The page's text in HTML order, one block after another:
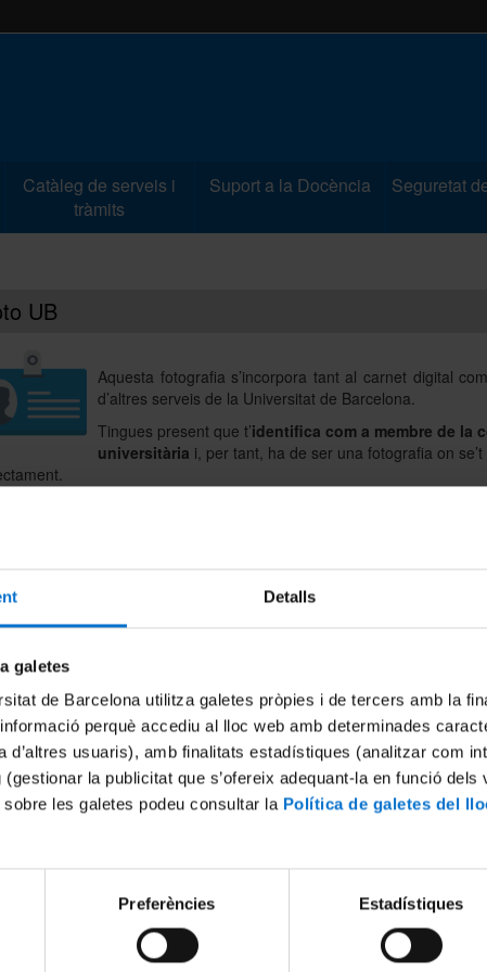
Detalls
galetes
de Barcelona utilitza galetes pròpies i de tercers amb la
perquè accediu al lloc web amb determinades
d’altres usuaris), amb finalitats estadístiques (analitzar com
la publicitat que s’ofereix adequant-la en funció
les galetes podeu consultar la Política de galetes del
Preferències Estadístiques
Catàleg de serveis i
tràmits
Suport a la Docència Seguretat
UB
Aquesta fotografia s’incorpora tant al carnet digital
d’altres serveis de la Universitat de Barcelona.
Tingues present que t’identifica com a membre de la
universitària i, per tant, ha de ser una fotografia on
gestionar la teva fotografia, accedeix a l’aplicació Gestió de Fotos
les credencials UB.
no tens cap fotografia
, l’aplicació mostra únicament les dades
ne una seguint els passos següents:
Carrega la fotografia mitjançant una de les opcions següents:
grisa del perfil.
Selecciona l’àrea de la fotografia que t’interessi.